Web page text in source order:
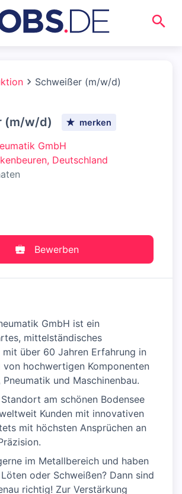
Schweißer (m/w/d)
(m/w/d) merken
GmbH
Deutschland
:
Bewerben
GmbH ist ein
mittelständisches
mit über 60 Jahren Erfahrung in
von hochwertigen Komponenten
und Maschinenbau.
am schönen Bodensee
Kunden mit innovativen
mit höchsten Ansprüchen an
im Metallbereich und haben
oder Schweißen? Dann sind
richtig! Zur Verstärkung